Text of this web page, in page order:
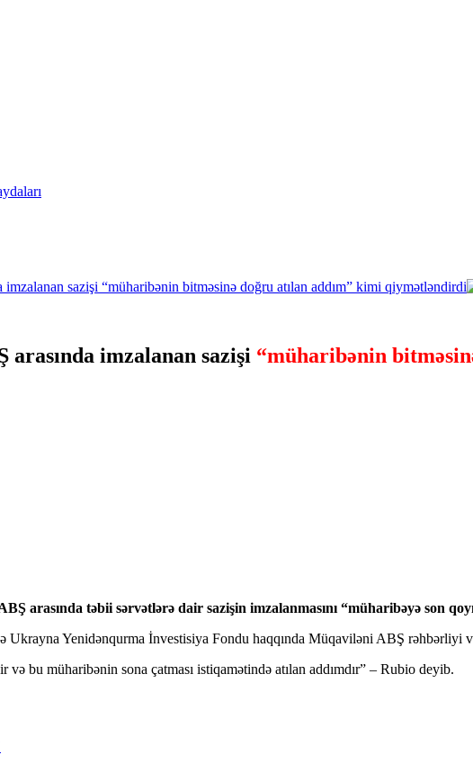
imzalanan sazişi “müharibənin
arasında təbii sərvətlərə dair sazişin imzalanmasını “müharibəyə son
Yenidənqurma İnvestisiya Fondu haqqında Müqaviləni ABŞ rəhbərliyi
bu müharibənin sona çatması istiqamətində atılan addımdır” – Rubio deyib.